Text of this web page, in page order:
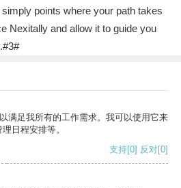
points where your path takes
Nexitally and allow it to guide you
满足我所有的工作需求。我可以使用它来
日程安排等。
支持[0] 反对[0]